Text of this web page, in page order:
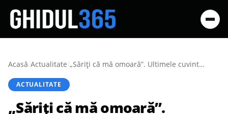
Acasă/Actualitate/ „Săriţi că mă omoară”. Ultimele cuvinte ale polițistului ucis de fiul său
ACTUALITATE
„Săriţi că mă omoară”.